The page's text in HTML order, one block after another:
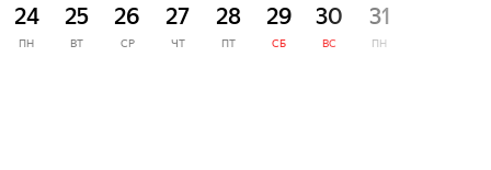
24
ПН
25
ВТ
26
СР
27
ЧТ
28
ПТ
29
СБ
30
ВС
31
ПН